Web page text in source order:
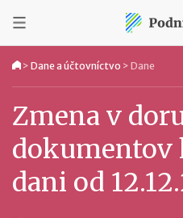
> Dane a účtovníctvo > Dane
Zmena v
dokumentov
dani od